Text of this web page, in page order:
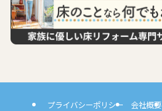
プライバシーポリシー 会社概要